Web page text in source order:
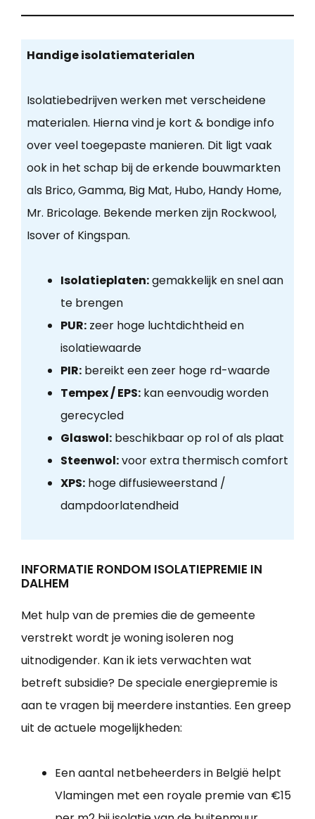
Handige isolatiematerialen
Isolatiebedrijven werken met verscheidene
materialen. Hierna vind je kort & bondige info
over veel toegepaste manieren. Dit ligt vaak
ook in het schap bij de erkende bouwmarkten
als Brico, Gamma, Big Mat, Hubo, Handy Home,
Mr. Bricolage. Bekende merken zijn Rockwool,
Isover of Kingspan.
Isolatieplaten:gemakkelijk en snel aan
te brengen
PUR:zeer hoge luchtdichtheid en
isolatiewaarde
PIR:bereikt een zeer hoge rd-waarde
Tempex / EPS:kan eenvoudig worden
gerecycled
Glaswol:beschikbaar op rol of als plaat
Steenwol:voor extra thermisch comfort
XPS:hoge diffusieweerstand /
dampdoorlatendheid
INFORMATIE RONDOM ISOLATIEPREMIE IN
DALHEM
Met hulp van de premies die de gemeente
verstrekt wordt je woning isoleren nog
uitnodigender. Kan ik iets verwachten wat
betreft subsidie? De speciale energiepremie is
aan te vragen bij meerdere instanties. Een greep
uit de actuele mogelijkheden:
Een aantal netbeheerders in België helpt
Vlamingen met een royale premie van €15